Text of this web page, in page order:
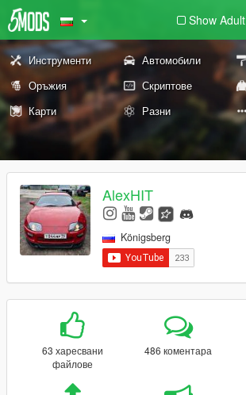
Show Adult
Инструменти Автомобили
Оръжия Скриптове
Карти
Разни
AlexHIT
Königsberg
63 харесвани
файлове
486 коментара